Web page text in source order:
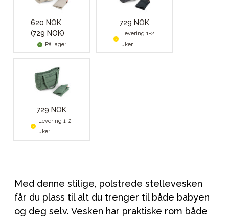
620 NOK
(729 NOK)
På lager
729 NOK
Levering 1-2
uker
729 NOK
Levering 1-2
uker
Med denne stilige, polstrede stellevesken
får du plass til alt du trenger til både babyen
og deg selv. Vesken har praktiske rom både